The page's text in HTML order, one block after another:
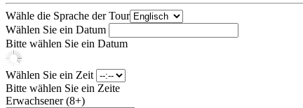
Wähle die Sprache der Tour
Wählen Sie ein Datum
Bitte wählen Sie ein Datum
Wählen Sie ein Zeit
Bitte wählen Sie ein Zeite
Erwachsener (8+)